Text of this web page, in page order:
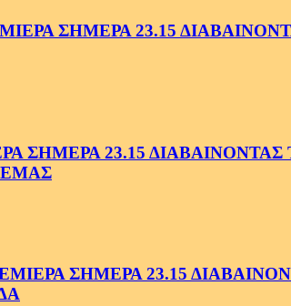
ΣΗΜΕΡΑ 23.15
23.15 ΔΙΑΒΑΙΝΟΝΤΑΣ
ΕΜΑΣ
ΣΗΜΕΡΑ 23.15